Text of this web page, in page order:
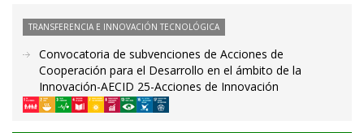
TRANSFERENCIA E INNOVACIÓN TECNOLÓGICA
Convocatoria de subvenciones de Acciones de
Cooperación para el Desarrollo en el ámbito de la
Innovación-AECID 25-Acciones de Innovación